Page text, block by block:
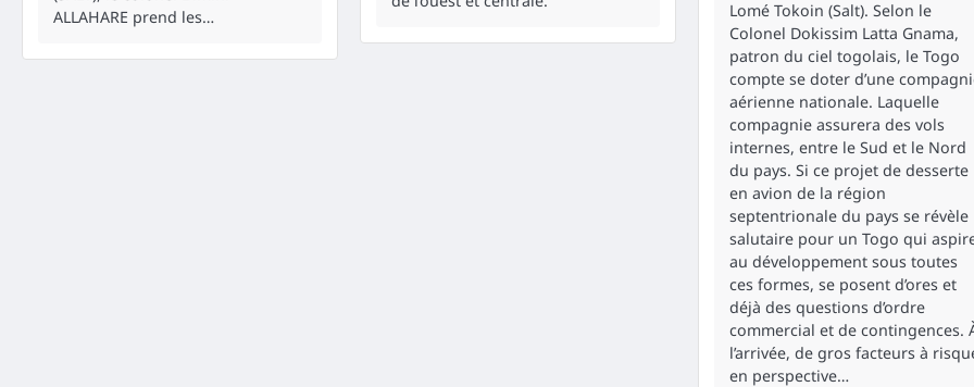
ALLAHARE prend les…
Lomé Tokoin (Salt). Selon le
Colonel Dokissim Latta Gnama,
patron du ciel togolais, le Togo
compte se doter d’une
aérienne nationale. Laquelle
compagnie assurera des vols
internes, entre le Sud et le Nord
du pays. Si ce projet de desserte
en avion de la région
septentrionale du pays se révèle
salutaire pour un Togo qui
au développement sous toutes
ces formes, se posent d’ores et
déjà des questions d’ordre
commercial et de contingences.
l’arrivée, de gros facteurs à
en perspective…